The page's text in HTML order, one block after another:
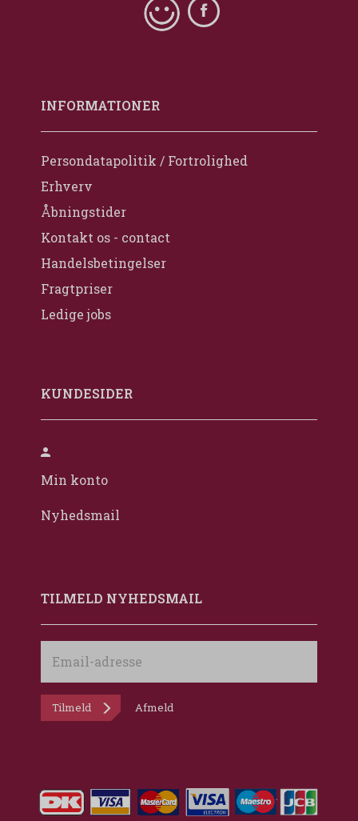
INFORMATIONER
Persondatapolitik / Fortrolighed
Erhverv
Åbningstider
Kontakt os - contact
Handelsbetingelser
Fragtpriser
Ledige jobs
KUNDESIDER
Min konto
Nyhedsmail
TILMELD NYHEDSMAIL
adresse
Tilmeld Afmeld